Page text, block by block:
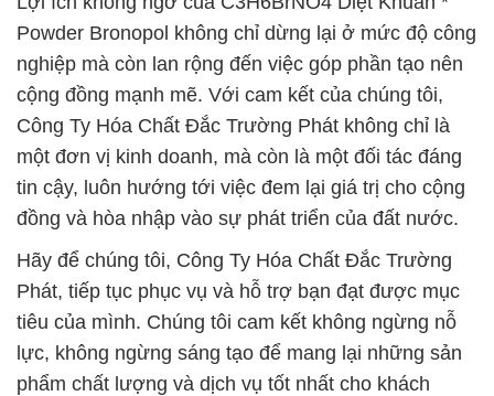
Powder Bronopol không chỉ dừng lại ở mức độ công
nghiệp mà còn lan rộng đến việc góp phần tạo nên
cộng đồng mạnh mẽ. Với cam kết của chúng tôi,
Công Ty Hóa Chất Đắc Trường Phát không chỉ là
một đơn vị kinh doanh, mà còn là một đối tác đáng
tin cậy, luôn hướng tới việc đem lại giá trị cho cộng
đồng và hòa nhập vào sự phát triển của đất nước.
Hãy để chúng tôi, Công Ty Hóa Chất Đắc Trường
Phát, tiếp tục phục vụ và hỗ trợ bạn đạt được mục
tiêu của mình. Chúng tôi cam kết không ngừng nỗ
lực, không ngừng sáng tạo để mang lại những sản
phẩm chất lượng và dịch vụ tốt nhất cho khách